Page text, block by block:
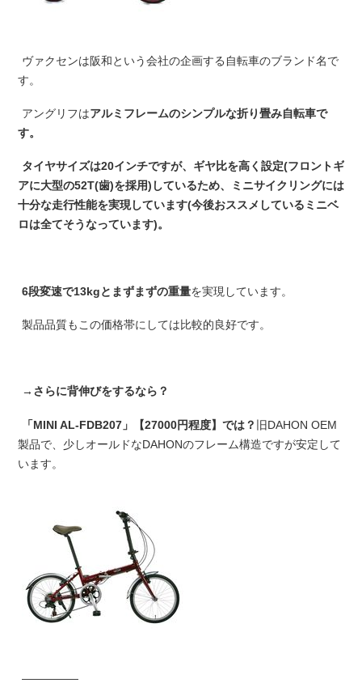
ヴァクセンは阪和という会社の企画する自転車のブランド名で
す。
アングリフはアルミフレームのシンプルな折り畳み自転車で
す。
タイヤサイズは20インチですが、ギヤ比を高く設定(フロントギ
アに大型の52T(歯)を採用)しているため、ミニサイクリングには
十分な走行性能を実現しています(今後おススメしているミニベ
ロは全てそうなっています)。
6段変速で13kgとまずまずの重量を実現しています。
製品品質もこの価格帯にしては比較的良好です。
→さらに背伸びをするなら？
「MINI AL-FDB207」【27000円程度】では？ 旧DAHON OEM
製品で、少しオールドなDAHONのフレーム構造ですが安定して
います。
—————